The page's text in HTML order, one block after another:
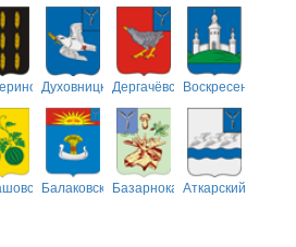
ДуховницкийДергачёвскийВоскресенский
БалаковскийБазарнокарабулакский
Аткарский